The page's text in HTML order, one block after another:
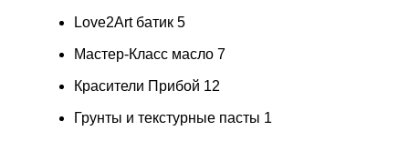
Love2Art батик 5
Мастер-Класс масло 7
Красители Прибой 12
Грунты и текстурные пасты 1